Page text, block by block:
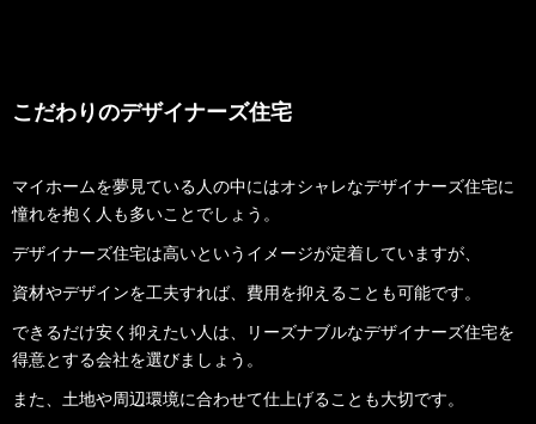
こだわりのデザイナーズ住宅
マイホームを夢見ている人の中にはオシャレなデザイナーズ住宅に
憧れを抱く人も多いことでしょう。
デザイナーズ住宅は高いというイメージが定着していますが、
資材やデザインを工夫すれば、費用を抑えることも可能です。
できるだけ安く抑えたい人は、リーズナブルなデザイナーズ住宅を
得意とする会社を選びましょう。
また、土地や周辺環境に合わせて仕上げることも大切です。